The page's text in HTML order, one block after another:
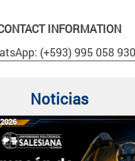
INFORMATION
(+593) 995 058 930
Noticias